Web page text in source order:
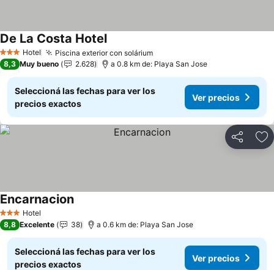
3 Estrellas
Hotel Piscina exterior con solárium
De La Costa Hotel
8,3 Muy bueno 2.628 a 0.8 km de: Playa San Jose
Seleccioná las fechas para ver los
precios exactos
Ver precios
Compartir
3 Estrellas
Hotel
Encarnacion
8,8 Excelente 38 a 0.6 km de: Playa San Jose
Seleccioná las fechas para ver los
precios exactos
Ver precios